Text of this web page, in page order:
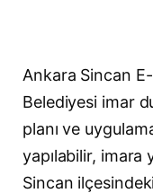
Ankara Sincan
Belediyesi imar
planı ve
yapılabilir, imara
Sincan